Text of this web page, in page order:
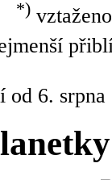
*)
od 6.